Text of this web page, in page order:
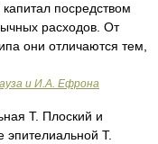
посредством
расходов. От
они отличаются тем,
и И.А. Ефрона
Т. Плоский и
эпителиальной Т.